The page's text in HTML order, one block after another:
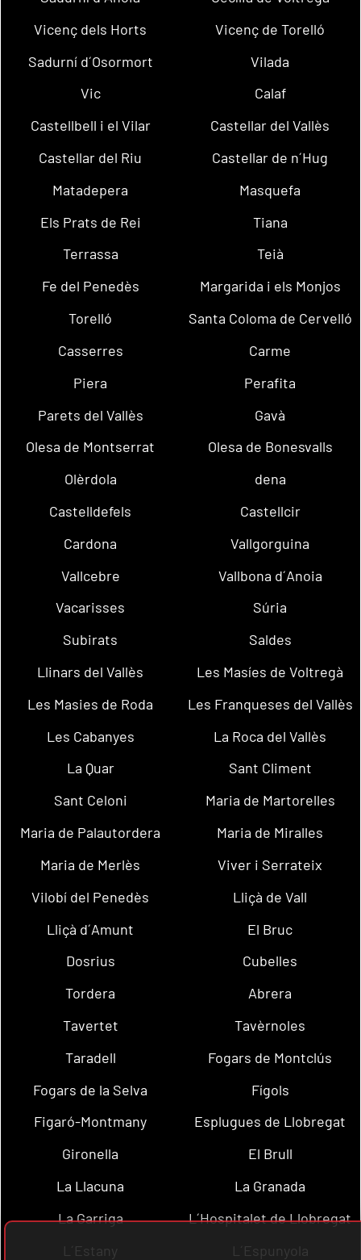
Vicenç dels Horts
Vicenç de Torelló
Sadurní d´Osormort
Vilada
Vic
Calaf
Castellbell i el Vilar
Castellar del Vallès
Castellar del Riu
Castellar de n´Hug
Matadepera
Masquefa
Els Prats de Rei
Tiana
Terrassa
Teià
Fe del Penedès
Margarida i els Monjos
Torelló
Santa Coloma de Cervelló
Casserres
Carme
Piera
Perafita
Parets del Vallès
Gavà
Olesa de Montserrat
Olesa de Bonesvalls
Olèrdola
dena
Castelldefels
Castellcir
Cardona
Vallgorguina
Vallcebre
Vallbona d´Anoia
Vacarisses
Súria
Subirats
Saldes
Llinars del Vallès
Les Masíes de Voltregà
Les Masies de Roda
Les Franqueses del Vallès
Les Cabanyes
La Roca del Vallès
La Quar
Sant Climent
Sant Celoni
Maria de Martorelles
Maria de Palautordera
Maria de Miralles
Maria de Merlès
Viver i Serrateix
Vilobí del Penedès
Lliçà de Vall
Lliçà d´Amunt
El Bruc
Dosrius
Cubelles
Tordera
Abrera
Tavertet
Tavèrnoles
Taradell
Fogars de Montclús
Fogars de la Selva
Fígols
Figaró-Montmany
Esplugues de Llobregat
Gironella
El Brull
La Llacuna
La Granada
La Garriga
L´Hospitalet de Llobregat
L´Estany
L´Espunyola